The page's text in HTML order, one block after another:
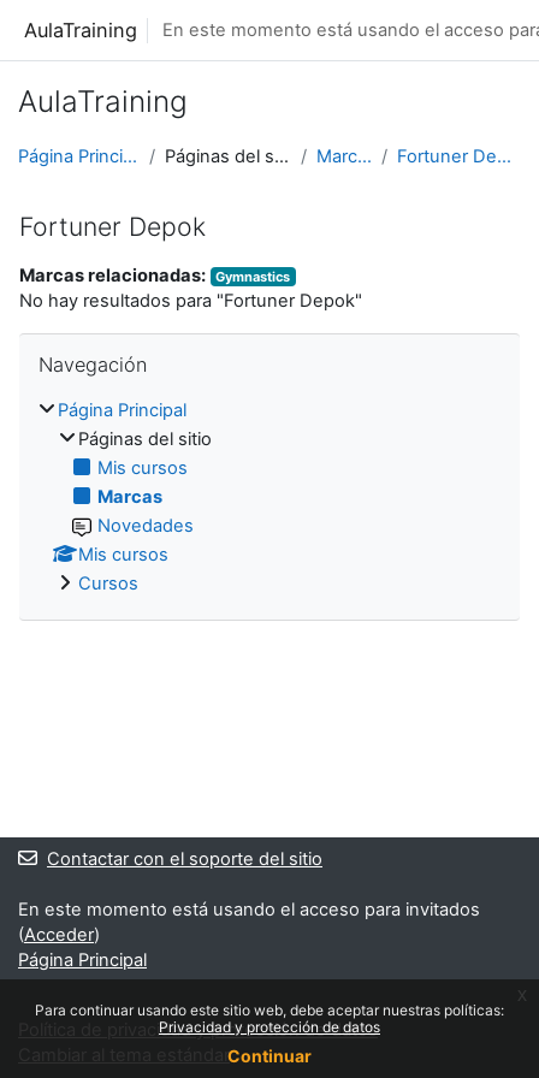
AulaTraining En este momento está usando el acceso
AulaTraining
Página Principal Páginas del sitio Marcas Fortuner Depok
Fortuner Depok
Marcas relacionadas: Gymnastics
No hay resultados para "Fortuner Depok"
Navegación
Página Principal
Páginas del sitio
Mis cursos
Marcas
Novedades
Mis cursos
Cursos
Contactar con el soporte del sitio
En este momento está usando el acceso para invitados
(Acceder)
Página Principal
Política de privacidad y protección de datos
Cambiar al tema estándar
Para continuar usando este sitio web, debe aceptar nuestras políticas:
Privacidad y protección de datos
Continuar
x